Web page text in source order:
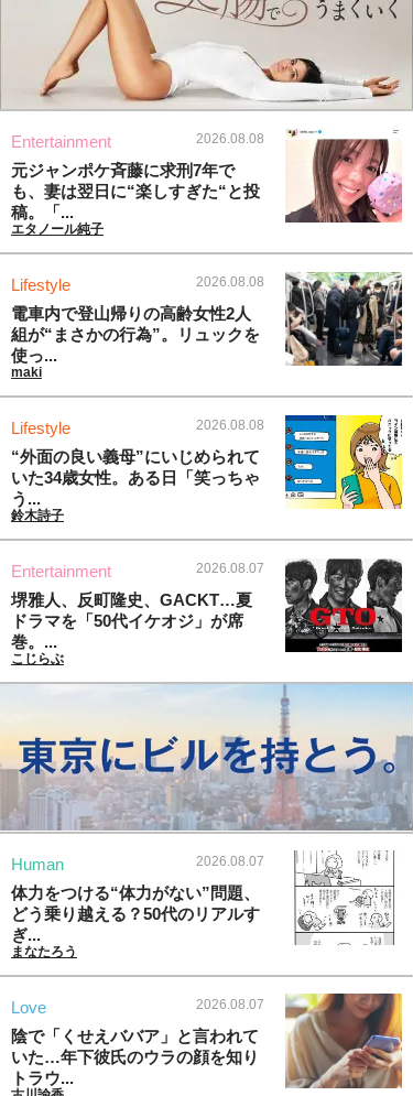
Entertainment 2026.08.08
元ジャンポケ斉藤に求刑7年で
も、妻は翌日に“楽しすぎた“と投
稿。「...
エタノール純子
Lifestyle 2026.08.08
電車内で登山帰りの高齢女性2人
組が“まさかの行為”。リュックを
使っ...
maki
Lifestyle 2026.08.08
“外面の良い義母”にいじめられて
いた34歳女性。ある日「笑っちゃ
う...
鈴木詩子
Entertainment 2026.08.07
堺雅人、反町隆史、GACKT…夏
ドラマを「50代イケオジ」が席
巻。...
こじらぶ
Human 2026.08.07
体力をつける“体力がない”問題、
どう乗り越える？50代のリアルす
ぎ...
まなたろう
Love 2026.08.07
陰で「くせえババア」と言われて
いた…年下彼氏のウラの顔を知り
トラウ...